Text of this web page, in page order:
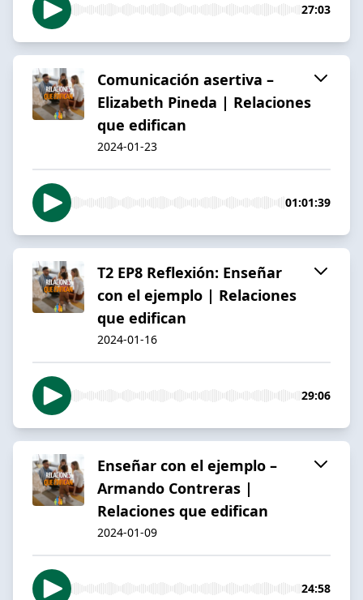
27:03
Comunicación asertiva –
Elizabeth Pineda | Relaciones
que edifican
2024-01-23
01:01:39
T2 EP8 Reflexión: Enseñar
con el ejemplo | Relaciones
que edifican
2024-01-16
29:06
Enseñar con el ejemplo –
Armando Contreras |
Relaciones que edifican
2024-01-09
24:58